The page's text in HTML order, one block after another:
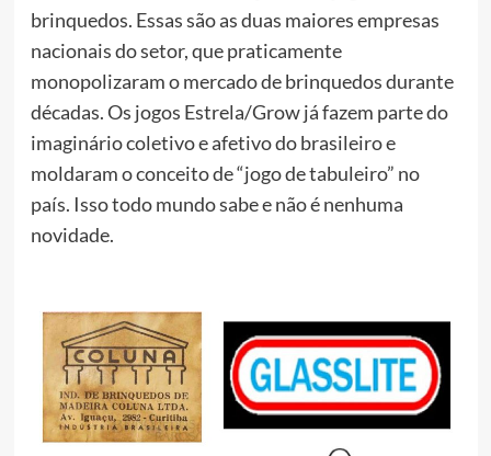
brinquedos. Essas são as duas maiores empresas
nacionais do setor, que praticamente
monopolizaram o mercado de brinquedos durante
décadas. Os jogos Estrela/Grow já fazem parte do
imaginário coletivo e afetivo do brasileiro e
moldaram o conceito de “jogo de tabuleiro” no
país. Isso todo mundo sabe e não é nenhuma
novidade.